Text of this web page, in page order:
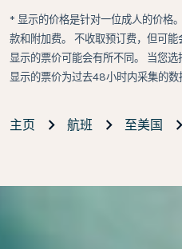
* 显示的价格是针对一位成人的价格
款和附加费。 不收取预订费，但可能
显示的票价可能会有所不同。 当您选
显示的票价为过去48小时内采集的数
主页 航班 至美国